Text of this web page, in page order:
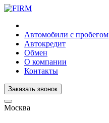
Автомобили с пробегом
Автокредит
Обмен
О компании
Контакты
Заказать звонок
Москва